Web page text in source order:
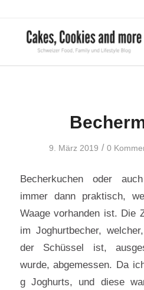
9. März 2019 / 0
Becherkuchen oder
immer dann praktisch,
Waage vorhanden ist. Die
im Joghurtbecher,
der Schüssel ist,
wurde, abgemessen. Da
g Joghurts, und diese